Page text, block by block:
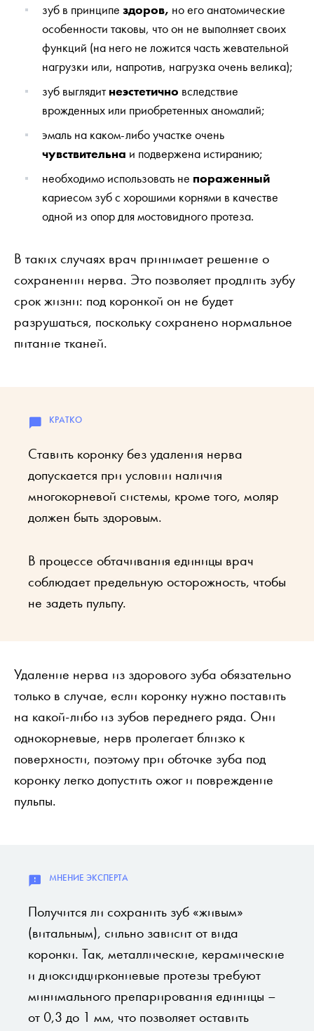
зуб в принципе здоров, но его анатомические
особенности таковы, что он не выполняет своих
функций (на него не ложится часть жевательной
нагрузки или, напротив, нагрузка очень велика);
зуб выглядитнеэстетично вследствие
врожденных или приобретенных аномалий;
эмаль на каком-либо участке очень
чувствительна и подвержена истиранию;
необходимо использовать не пораженный
кариесом зуб с хорошими корнями в качестве
одной из опор для мостовидного протеза.
В таких случаях врач принимает решение о
сохранении нерва. Это позволяет продлить зубу
срок жизни: под коронкой он не будет
разрушаться, поскольку сохранено нормальное
питание тканей.
Ставить коронку без удаления нерва
допускается при условии наличия
многокорневой системы, кроме того, моляр
должен быть здоровым.
В процессе обтачивания единицы врач
соблюдает предельную осторожность, чтобы
не задеть пульпу.
Удаление нерва из здорового зуба обязательно
только в случае, если коронку нужно поставить
на какой-либо из зубов переднего ряда. Они
однокорневые, нерв пролегает близко к
поверхности, поэтому при обточке зуба под
коронку легко допустить ожог и повреждение
пульпы.
Получится ли сохранить зуб «живым»
(витальным), сильно зависит от вида
коронки. Так, металлические, керамические
и диоксидциркониевые протезы требуют
минимального препарирования единицы –
от 0,3 до 1 мм, что позволяет оставить